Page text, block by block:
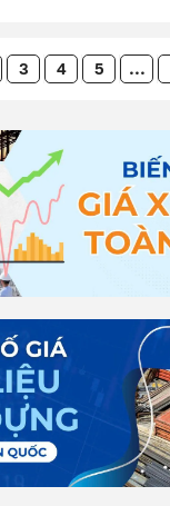
3 4 5 ...